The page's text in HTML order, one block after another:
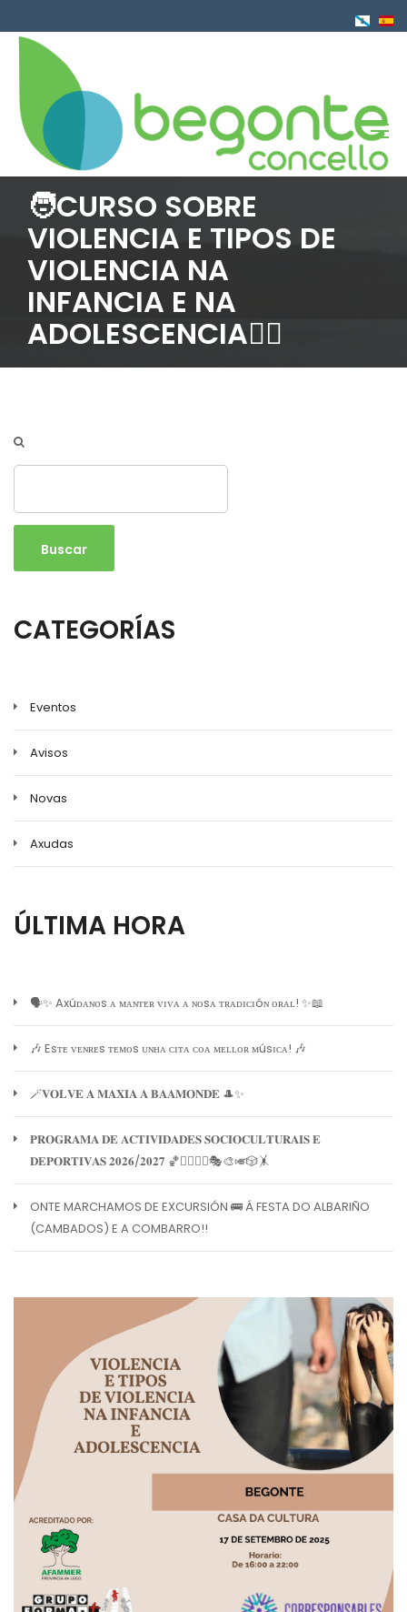
o
🧑CURSO SOBRE
VIOLENCIA E TIPOS DE
VIOLENCIA NA
INFANCIA E NA
ADOLESCENCIA👱‍♀️
CATEGORÍAS
Eventos
Avisos
Novas
Axudas
ÚLTIMA HORA
🗣️✨ Axúᴅᴀɴᴏs ᴀ ᴍᴀɴᴛᴇʀ ᴠɪᴠᴀ ᴀ ɴᴏsᴀ ᴛʀᴀᴅɪᴄɪóɴ ᴏʀᴀʟ! ✨📖
🎶 Esᴛᴇ ᴠᴇɴʀᴇs ᴛᴇᴍᴏs ᴜɴʜᴀ ᴄɪᴛᴀ ᴄᴏᴀ ᴍᴇʟʟᴏʀ ᴍúsɪᴄᴀ! 🎶
🪄𝐕𝐎𝐋𝐕𝐄 𝐀 𝐌𝐀𝐗𝐈𝐀 𝐀 𝐁𝐀𝐀𝐌𝐎𝐍𝐃𝐄 🎩✨
𝐏𝐑𝐎𝐆𝐑𝐀𝐌𝐀 𝐃𝐄 𝐀𝐂𝐓𝐈𝐕𝐈𝐃𝐀𝐃𝐄𝐒 𝐒𝐎𝐂𝐈𝐎𝐂𝐔𝐋𝐓𝐔𝐑𝐀𝐈𝐒 𝐄
𝐃𝐄𝐏𝐎𝐑𝐓𝐈𝐕𝐀𝐒 𝟐𝟎𝟐𝟔/𝟐𝟎𝟐𝟕 🏀🏊‍♀️🧘‍♀️🎭🎨🎺🎲🤸
ONTE MARCHAMOS DE EXCURSIÓN 🚌 Á FESTA DO ALBARIÑO
(CAMBADOS) E A COMBARRO!!